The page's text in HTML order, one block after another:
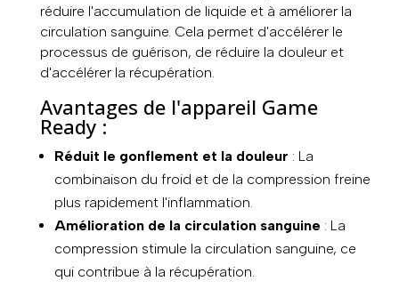
réduire l'accumulation de liquide et à améliorer la
circulation sanguine. Cela permet d'accélérer le
processus de guérison, de réduire la douleur et
d'accélérer la récupération.
Avantages de l'appareil Game
Ready :
Réduit le gonflement et la douleur : La
combinaison du froid et de la compression freine
plus rapidement l'inflammation.
Amélioration de la circulation sanguine : La
compression stimule la circulation sanguine, ce
qui contribue à la récupération.